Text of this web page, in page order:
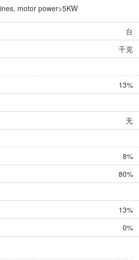
motor power>5KW
台
千克
13%
无
8%
80%
13%
0%